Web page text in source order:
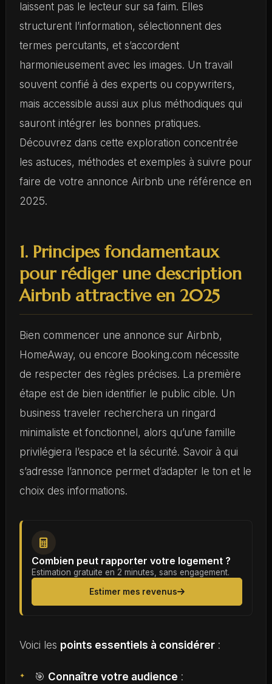
laissent pas le lecteur sur sa faim. Elles
structurent l’information, sélectionnent des
termes percutants, et s’accordent
harmonieusement avec les images. Un travail
souvent confié à des experts ou copywriters,
mais accessible aussi aux plus méthodiques qui
sauront intégrer les bonnes pratiques.
Découvrez dans cette exploration concentrée
les astuces, méthodes et exemples à suivre pour
faire de votre annonce Airbnb une référence en
2025.
1. Principes fondamentaux
pour rédiger une description
Airbnb attractive en 2025
Bien commencer une annonce sur Airbnb,
HomeAway, ou encore Booking.com nécessite
de respecter des règles précises. La première
étape est de bien identifier le public cible. Un
business traveler recherchera un ringard
minimaliste et fonctionnel, alors qu’une famille
privilégiera l’espace et la sécurité. Savoir à qui
s’adresse l’annonce permet d’adapter le ton et le
choix des informations.
Combien peut rapporter votre logement ?
Estimation gratuite en 2 minutes, sans engagement.
Estimer mes revenus
Voici les points essentiels à considérer:
🎯 Connaître votre audience :